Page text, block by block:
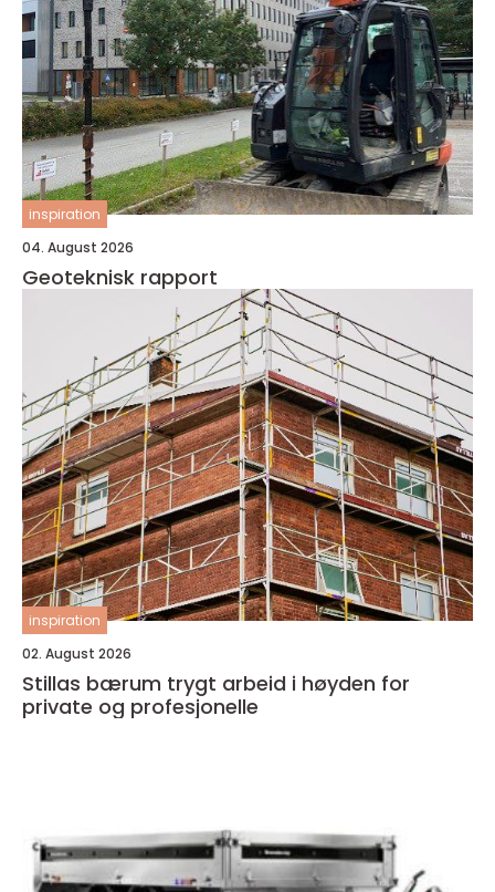
inspiration
04. August 2026
Geoteknisk rapport
inspiration
02. August 2026
Stillas bærum trygt arbeid i høyden for
private og profesjonelle